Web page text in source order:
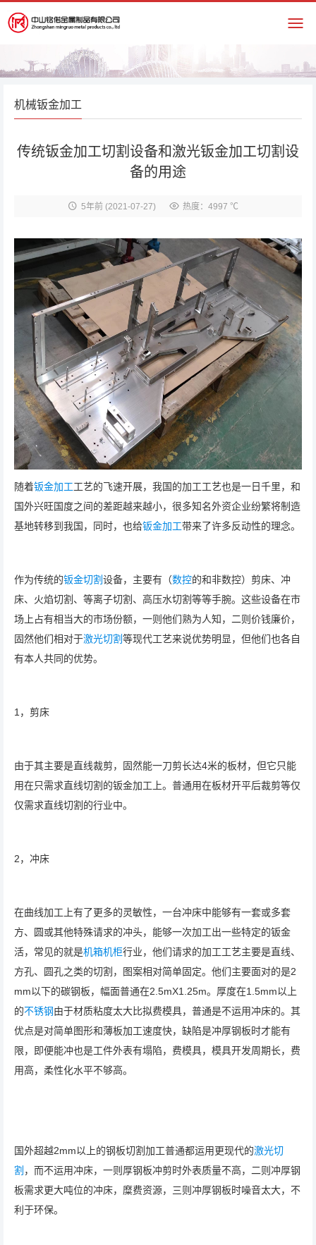
机械钣金加工
传统钣金加工切割设备和激光钣金加工切割设
备的用途
5年前(2021-07-27) 热度：4997 ℃
随着钣金加工工艺的飞速开展，我国的加工工艺也是一日千里，和
国外兴旺国度之间的差距越来越小，很多知名外资企业纷繁将制造
基地转移到我国，同时，也给钣金加工带来了许多反动性的理念。
作为传统的钣金切割设备，主要有（数控的和非数控）剪床、冲
床、火焰切割、等离子切割、高压水切割等等手腕。这些设备在市
场上占有相当大的市场份额，一则他们熟为人知，二则价钱廉价，
固然他们相对于激光切割等现代工艺来说优势明显，但他们也各自
有本人共同的优势。
1，剪床
由于其主要是直线裁剪，固然能一刀剪长达4米的板材，但它只能
用在只需求直线切割的钣金加工上。普通用在板材开平后裁剪等仅
仅需求直线切割的行业中。
2，冲床
在曲线加工上有了更多的灵敏性，一台冲床中能够有一套或多套
方、圆或其他特殊请求的冲头，能够一次加工出一些特定的钣金
活，常见的就是机箱机柜行业，他们请求的加工工艺主要是直线、
方孔、圆孔之类的切割，图案相对简单固定。他们主要面对的是2
mm以下的碳钢板，幅面普通在2.5mX1.25m。厚度在1.5mm以上
的不锈钢由于材质粘度太大比拟费模具，普通是不运用冲床的。其
优点是对简单图形和薄板加工速度快，缺陷是冲厚钢板时才能有
限，即便能冲也是工件外表有塌陷，费模具，模具开发周期长，费
用高，柔性化水平不够高。
国外超越2mm以上的钢板切割加工普通都运用更现代的激光切
割 ，而不运用冲床，一则厚钢板冲剪时外表质量不高，二则冲厚钢
板需求更大吨位的冲床，糜费资源，三则冲厚钢板时噪音太大，不
利于环保。